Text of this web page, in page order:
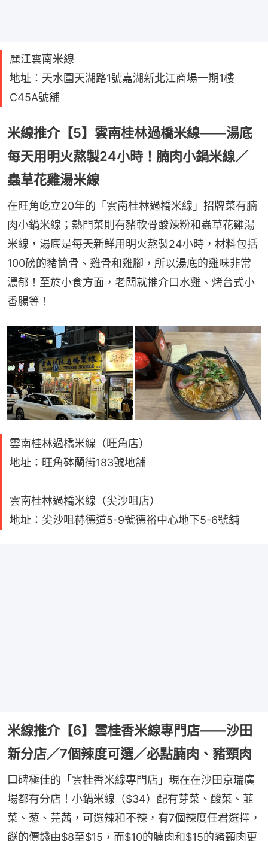
麗江雲南米線
地址：天水圍天湖路1號嘉湖新北江商場一期1樓
C45A號舖
米線推介【5】雲南桂林過橋米線——湯底
每天用明火熬製24小時！腩肉小鍋米線／
蟲草花雞湯米線
在旺角屹立20年的「雲南桂林過橋米線」招牌菜有腩
肉小鍋米線；熱門菜則有豬軟骨酸辣粉和蟲草花雞湯
米線，湯底是每天新鮮用明火熬製24小時，材料包括
100磅的豬筒骨、雞骨和雞腳，所以湯底的雞味非常
濃郁！至於小食方面，老闆就推介口水雞、烤台式小
香腸等！
雲南桂林過橋米線（旺角店）
地址：旺角砵蘭街183號地舖
雲南桂林過橋米線（尖沙咀店）
地址：尖沙咀赫德道5-9號德裕中心地下5-6號舖
米線推介【6】雲桂香米線專門店——沙田
新分店／7個辣度可選／必點腩肉、豬頸肉
口碑極佳的「雲桂香米線專門店」現在在沙田京瑞廣
場都有分店！小鍋米線（$34）配有芽菜、酸菜、韮
菜、葱、芫茜，可選辣和不辣，有7個辣度任君選擇，
餸的價錢由$8至$15，而$10的腩肉和$15的豬頸肉更